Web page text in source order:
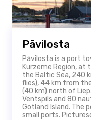
Pāvilosta
Pāvilosta is a port
Kurzeme Region, at
the Baltic Sea, 240
flies), 44 km from
(40 km) north of
Ventspils and 80
Gotland Island. The
small ports.